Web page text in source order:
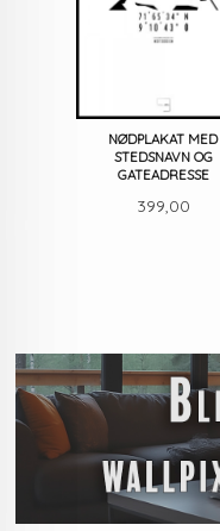
NØDPLAKAT MED
STEDSNAVN OG
GATEADRESSE
Pris
399,00